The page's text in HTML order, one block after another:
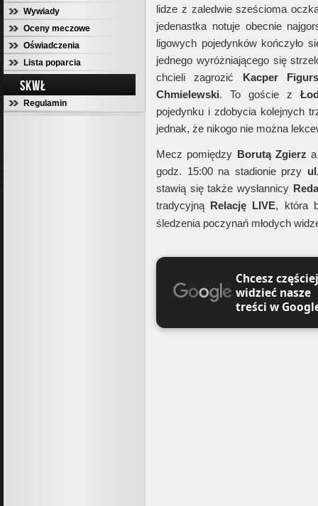
Wywiady
Oceny meczowe
Oświadczenia
Lista poparcia
SKWŁ
Regulamin
lidze z zaledwie sześcioma
jedenastka notuje obecnie
ligowych pojedynków kończyło
jednego wyróżniającego się
chcieli zagrozić Kacper
Chmielewski. To goście z
pojedynku i zdobycia kolejnych
jednak, że nikogo nie można
Mecz pomiędzy Borutą Zgierz
godz. 15:00 na stadionie przy
stawią się także wysłannicy
tradycyjną Relację LIVE, która
śledzenia poczynań młodych
Chcesz częściej
widzieć nasze
treści w